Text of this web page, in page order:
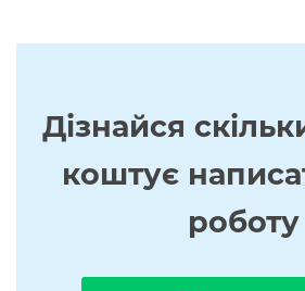
Дізнайся
коштує
роботу